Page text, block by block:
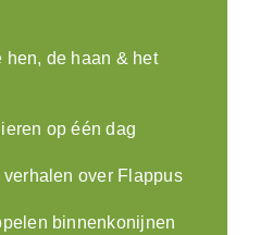
hen, de haan & het
op één dag
over Flappus
binnenkonijnen